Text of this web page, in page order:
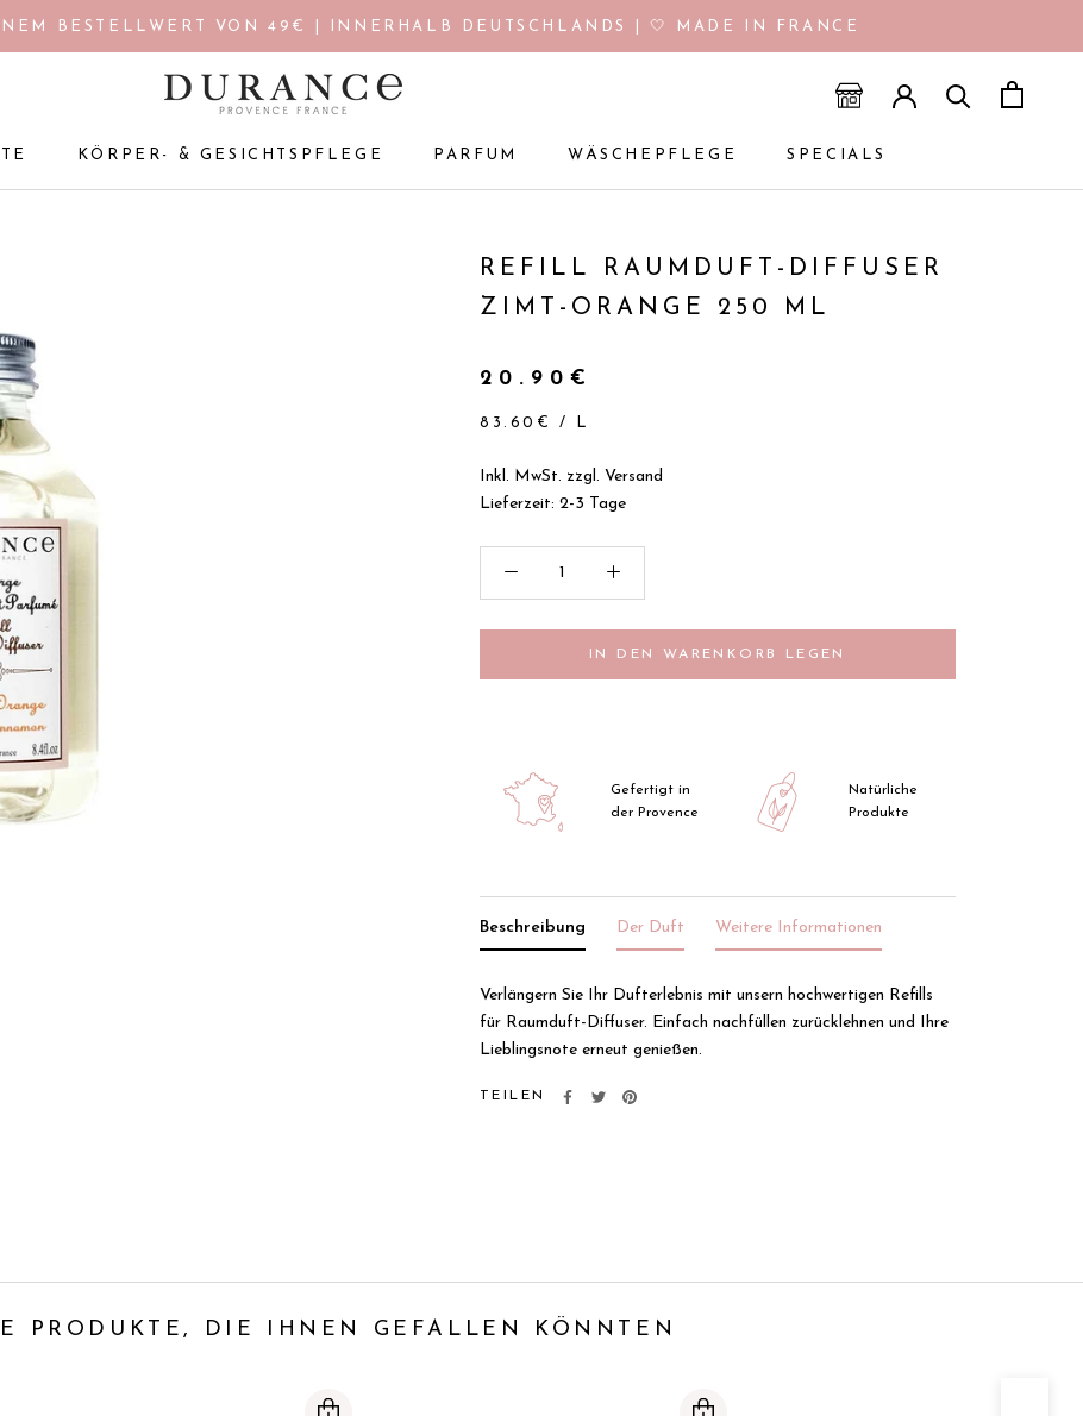
BESTELLWERT VON 49€ | INNERHALB DEUTSCHLANDS | 🤍 MADE IN FRANCE
KÖRPER- & GESICHTSPFLEGE
PARFUM
WÄSCHEPFLEGE
SPECIALS
REFILL RAUMDUFT-DIFFUSER
ZIMT-ORANGE 250 ML
20.90€
83.60€ / L
Inkl. MwSt. zzgl. Versand
Lieferzeit: 2-3 Tage
IN DEN WARENKORB LEGEN
Gefertigt in
der Provence
Natürliche
Produkte
Beschreibung
Verlängern Sie Ihr Dufterlebnis mit unsern hochwertigen Refills
für Raumduft-Diffuser. Einfach nachfüllen zurücklehnen und Ihre
Lieblingsnote erneut genießen.
Der Duft Weitere Informationen
TEILEN
PRODUKTE, DIE IHNEN GEFALLEN KÖNNTEN